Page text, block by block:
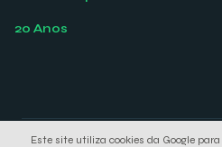
20 Anos
Este site utiliza cookies da Google